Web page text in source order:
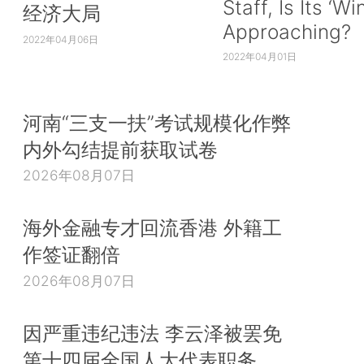
经济大局
2022年04月06日
Staff, Is Its
Approaching?
2022年04月01日
河南“三支一扶”考试规模化作弊
内外勾结提前获取试卷
2026年08月07日
海外金融专才回流香港 外籍工
作签证翻倍
2026年08月07日
因严重违纪违法 李云泽被罢免